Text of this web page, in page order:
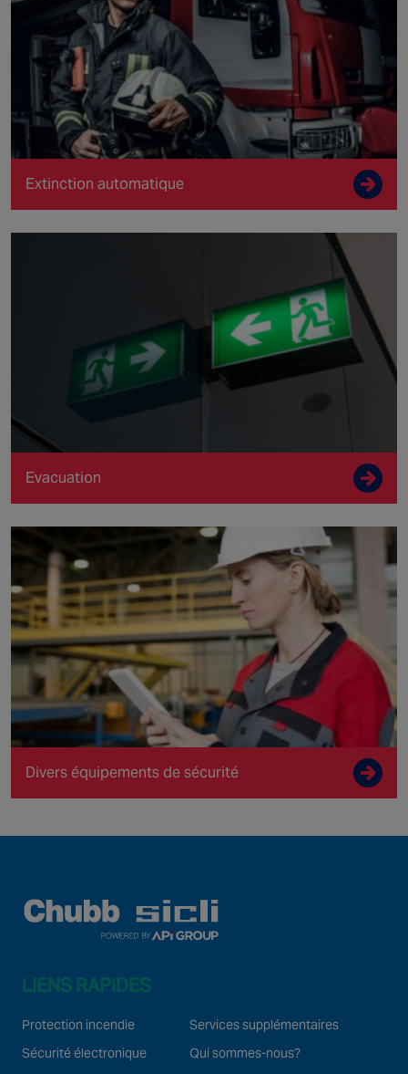
Extinction automatique
Evacuation
Divers équipements de sécurité
LIENS RAPIDES
Protection incendie
Sécurité électronique
Services supplémentaires
Qui sommes-nous?